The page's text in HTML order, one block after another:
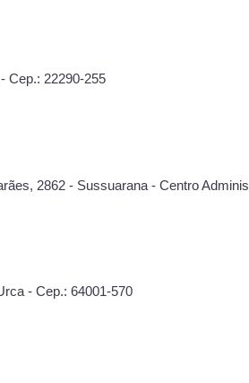
Cep.: 22290-255
2862 - Sussuarana - Centro
- Cep.: 64001-570